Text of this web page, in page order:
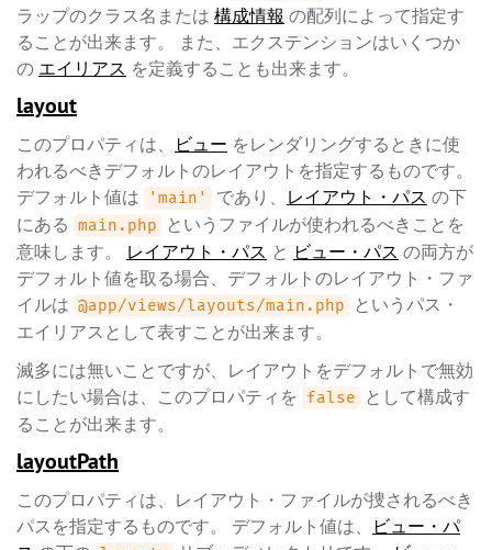
ラップのクラス名または 構成情報 の配列によって指定す
ることが出来ます。 また、エクステンションはいくつか
の エイリアス を定義することも出来ます。
layout
このプロパティは、 ビュー をレンダリングするときに使
われるべきデフォルトのレイアウトを指定するものです。
デフォルト値は
'main' であり、 レイアウト・パス の下
にある main.php
というファイルが使われるべきことを
意味します。 レイアウト・パス と ビュー・パス の両方が
デフォルト値を取る場合、デフォルトのレイアウト・ファ
イルは @app/views/layouts/main.php
というパス・
エイリアスとして表すことが出来ます。
滅多には無いことですが、レイアウトをデフォルトで無効
にしたい場合は、このプロパティを
false
として構成す
ることが出来ます。
layoutPath
このプロパティは、レイアウト・ファイルが捜されるべき
パスを指定するものです。 デフォルト値は、
ビュー・パ